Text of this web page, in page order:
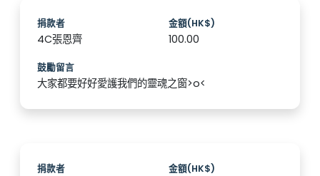
捐款者
4C張恩齊
金額(HK$)
100.00
鼓勵留言
大家都要好好愛護我們的靈魂之窗>o<
捐款者 金額(HK$)